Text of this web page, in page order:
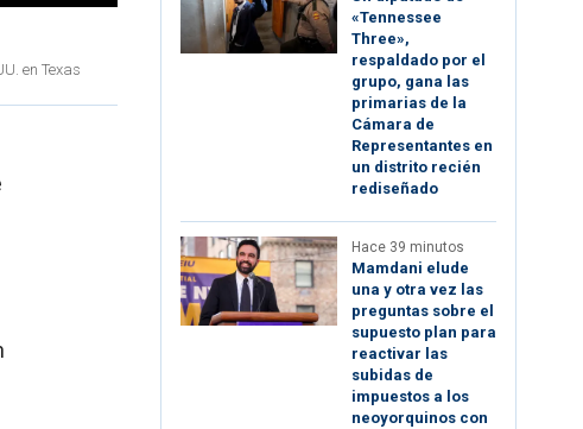
en Texas
«Tennessee
Three»,
respaldado por el
grupo, gana las
primarias de la
Cámara de
Representantes en
un distrito recién
rediseñado
Hace 39 minutos
Mamdani elude
una y otra vez las
preguntas sobre el
supuesto plan para
reactivar las
subidas de
impuestos a los
neoyorquinos con